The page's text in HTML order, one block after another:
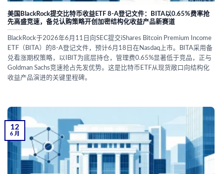
美国BlackRock提交比特币收益ETF 8-A登记文件：BITA以0.65%费率抢
先高盛竞速，备兑认购策略开创加密结构化收益产品新赛道
BlackRock于2026年6月11日向SEC提交iShares Bitcoin Premium Income
ETF（BITA）的8-A登记文件，预计6月18日在Nasdaq上市。BITA采用备
兑看涨期权策略，以IBIT为底层持仓，管理费0.65%显著低于竞品，正与
Goldman Sachs竞速抢占先发优势。这是比特币ETF从现货敞口向结构化
收益产品演进的关键里程碑。
12
6 月